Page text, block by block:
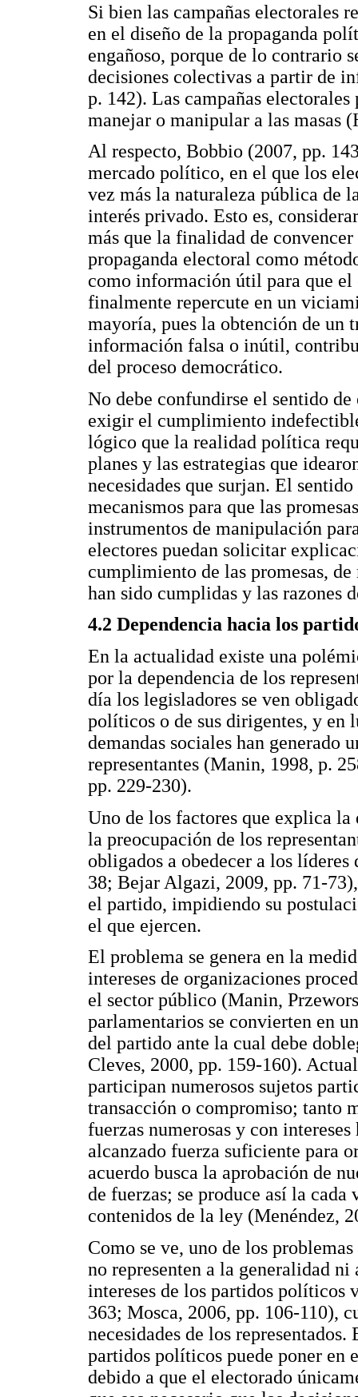
Si bien las campañas electorales
en el diseño de la propaganda
engañoso, porque de lo contrario
decisiones colectivas a partir de
p. 142). Las campañas
manejar o manipular a las masas
Al respecto, Bobbio (2007, pp.
mercado político, en el que los
vez más la naturaleza pública de
interés privado. Esto es,
más que la finalidad de
propaganda electoral como
como información útil para que
finalmente repercute en un
mayoría, pues la obtención de un
información falsa o inútil,
del proceso democrático.
No debe confundirse el sentido
exigir el cumplimiento
lógico que la realidad política
planes y las estrategias que
necesidades que surjan. El
mecanismos para que las
instrumentos de manipulación
electores puedan solicitar
cumplimiento de las promesas,
han sido cumplidas y las razones
4.2 Dependencia hacia los
En la actualidad existe una
por la dependencia de los
día los legisladores se ven
políticos o de sus dirigentes, y en
demandas sociales han generado
representantes (Manin, 1998, p.
pp. 229-230).
Uno de los factores que explica
la preocupación de los
obligados a obedecer a los
38; Bejar Algazi, 2009, pp. 71-
el partido, impidiendo su
el que ejercen.
El problema se genera en la
intereses de organizaciones
el sector público (Manin,
parlamentarios se convierten en
del partido ante la cual debe
Cleves, 2000, pp. 159-160).
participan numerosos sujetos
transacción o compromiso; tanto
fuerzas numerosas y con
alcanzado fuerza suficiente para
acuerdo busca la aprobación de
de fuerzas; se produce así la cada
contenidos de la ley (Menéndez,
Como se ve, uno de los
no representen a la generalidad
intereses de los partidos políticos
363; Mosca, 2006, pp. 106-110),
necesidades de los
partidos políticos puede poner en
debido a que el electorado